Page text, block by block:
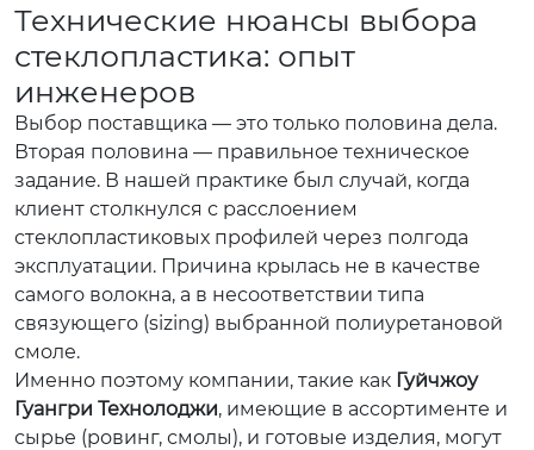
Технические нюансы выбора
стеклопластика: опыт
инженеров
Выбор поставщика — это только половина дела.
Вторая половина — правильное техническое
задание. В нашей практике был случай, когда
клиент столкнулся с расслоением
стеклопластиковых профилей через полгода
эксплуатации. Причина крылась не в качестве
самого волокна, а в несоответствии типа
связующего (sizing) выбранной полиуретановой
смоле.
Именно поэтому компании, такие как Гуйчжоу
Гуангри Технолоджи, имеющие в ассортименте и
сырье (ровинг, смолы), и готовые изделия, могут